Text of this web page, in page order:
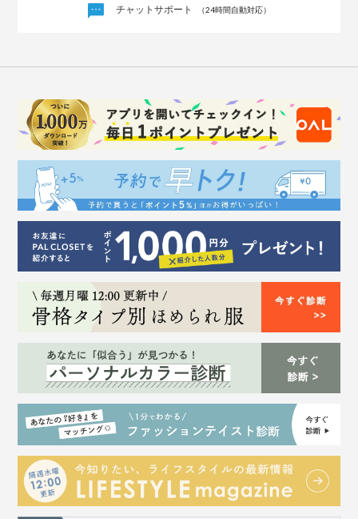
チャットサポート （24時間自動対応）